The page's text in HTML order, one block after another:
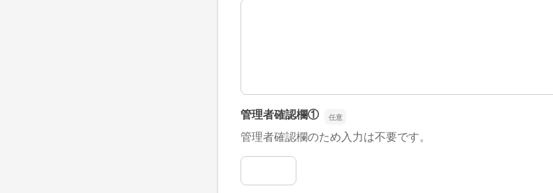
■そのほか、病院なびの改善すべき点や要望などがございまし
管理者確認欄①
管理者確認欄のため入力は不要です。
管理者確認欄①